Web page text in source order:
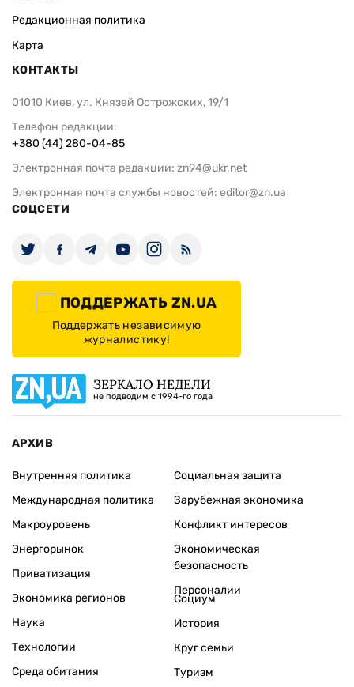
Редакционная политика
Карта
КОНТАКТЫ
01010 Киев, ул. Князей Острожских, 19/1
Телефон редакции:
+380 (44) 280-04-85
Электронная почта редакции: zn94@ukr.net
Электронная почта службы новостей: editor@zn.ua
СОЦСЕТИ
ПОДДЕРЖАТЬ ZN.UA
Поддержать независимую
журналистику!
ЗЕРКАЛО НЕДЕЛИ
не подводим с 1994-го года
АРХИВ
Внутренняя политика
Международная политика
Макроуровень
Энергорынок
Приватизация
Экономика регионов
Социальная защита
Зарубежная экономика
Конфликт интересов
Экономическая
безопасность
Персоналии
Наука
Технологии
Среда обитания
Социум
История
Круг семьи
Туризм